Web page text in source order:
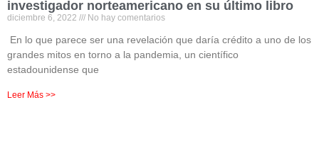
investigador norteamericano en su último libro
diciembre 6, 2022 No hay comentarios
En lo que parece ser una revelación que daría crédito a uno de los
grandes mitos en torno a la pandemia, un científico
estadounidense que
Leer Más >>